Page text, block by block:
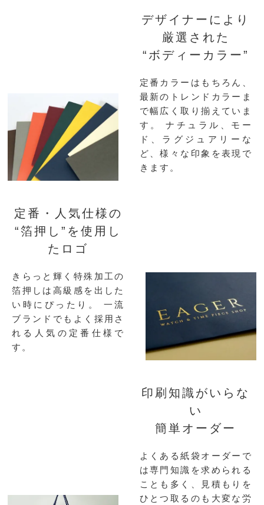
デザイナーにより
厳選された
“ボディーカラー”
定番カラーはもちろん、
最新のトレンドカラーま
で幅広く取り揃えていま
す。ナチュラル、モー
ド、ラグジュアリーな
ど、様々な印象を表現で
きます。
定番・人気仕様の
“箔押し”を使用し
たロゴ
きらっと輝く特殊加工の
箔押しは高級感を出した
い時にぴったり。 一流
ブランドでもよく採用さ
れる人気の定番仕様で
す。
印刷知識がいらな
い
簡単オーダー
よくある紙袋オーダーで
は専門知識を求められる
ことも多く、見積もりを
ひとつ取るのも大変な労